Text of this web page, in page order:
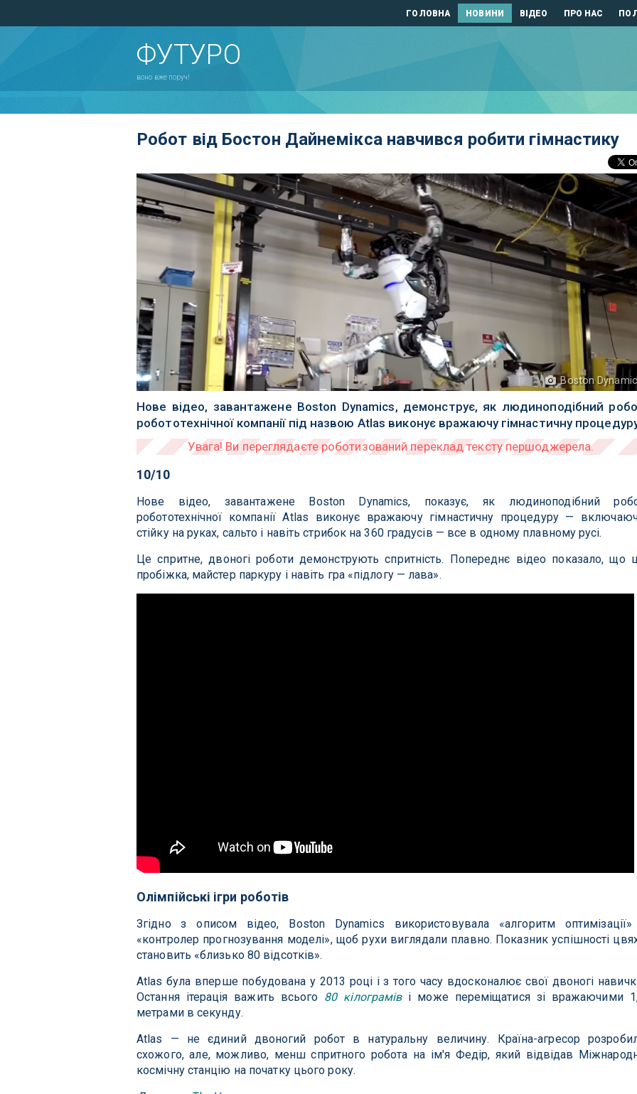
ГОЛОВНА НОВИНИ ВІДЕО ПРО НАС
ФУТУРО
воно вже поруч!
Робот від Бостон Дайнемікса навчився робити гімнастику
Boston
Нове відео, завантажене Boston Dynamics, демонструє, як людиноподібний
робототехнічної компанії під назвою Atlas виконує вражаючу гімнастичну
10/10
Нове відео, завантажене Boston Dynamics, показує, як людиноподібний
робототехнічної компанії Atlas виконує вражаючу гімнастичну процедуру —
стійку на руках, сальто і навіть стрибок на 360 градусів — все в одному плавному русі.
Це спритне, двоногі роботи демонструють спритність. Попереднє відео показало, що
пробіжка, майстер паркуру і навіть гра «підлогу — лава».
Олімпійські ігри роботів
Згідно з описом відео, Boston Dynamics використовувала «алгоритм оптимізації»
«контролер прогнозування моделі», щоб рухи виглядали плавно. Показник успішності
становить «близько 80 відсотків».
Atlas була вперше побудована у 2013 році і з того часу вдосконалює свої двоногі
Остання ітерація важить всього 80 кілограміві може переміщатися зі вражаючими
метрами в секунду.
Atlas — не єдиний двоногий робот в натуральну величину. Країна-агресор
схожого, але, можливо, менш спритного робота на ім'я Федір, який відвідав
космічну станцію на початку цього року.